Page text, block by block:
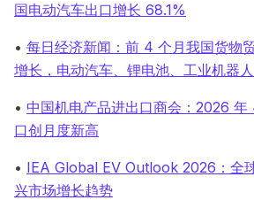
国电动汽车出口增长 68.1%
• 每日经济新闻：前 4 个月我国货物
增长，电动汽车、锂电池、工业机器
• 中国机电产品进出口商会：2026 年
口创月度新高
• IEA Global EV Outlook 2026：全
兴市场增长趋势